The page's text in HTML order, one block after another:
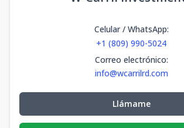
Celular / WhatsApp:
+1 (809) 990-5024
Correo electrónico:
info@wcarrilrd.com
Llámame